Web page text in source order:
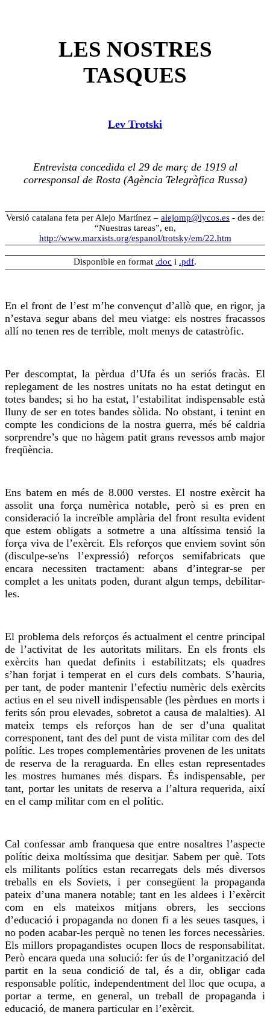
LES NOSTRES
TASQUES
Lev Trotski
Entrevista concedida el 29 de març de 1919 al
corresponsal de Rosta (Agència Telegràfica Russa)
Versió catalana feta per Alejo Martínez – alejomp@lycos.es - des de:
“Nuestras tareas”, en,
http://www.marxists.org/espanol/trotsky/em/22.htm
Disponible en format .doc i .pdf.
En el front de l’est m’he convençut d’allò que, en rigor, ja
n’estava segur abans del meu viatge: els nostres fracassos
allí no tenen res de terrible, molt menys de catastròfic.
Per descomptat, la pèrdua d’Ufa és un seriós fracàs. El
replegament de les nostres unitats no ha estat detingut en
totes bandes; si ho ha estat, l’estabilitat indispensable està
lluny de ser en totes bandes sòlida. No obstant, i tenint en
compte les condicions de la nostra guerra, més bé caldria
sorprendre’s que no hàgem patit grans revessos amb major
freqüència.
Ens batem en més de 8.000 verstes. El nostre exèrcit ha
assolit una força numèrica notable, però si es pren en
consideració la increïble amplària del front resulta evident
que estem obligats a sotmetre a una altíssima tensió la
força viva de l’exèrcit. Els reforços que enviemsovint són
(disculpe-se'ns l’expressió) reforços semifabricats que
encara necessiten tractament: abans d’integrar-se per
complet a les unitats poden, durant algun temps, debilitar-
les.
El problema dels reforços és actualment el centre principal
de l’activitat de les autoritats militars. En els fronts els
exèrcits han quedat definits i estabilitzats; els quadres
s’han forjat i temperat en el curs dels combats. S’hauria,
per tant, de poder mantenir l’efectiu numèric dels exèrcits
actius en el seu nivell indispensable (les pèrdues en morts i
ferits són prou elevades, sobretot a causa de malalties). Al
mateix temps els reforços han de ser d’una qualitat
corresponent, tant des del punt de vista militar com des del
polític. Les tropes complementàries provenen de les unitats
de reserva de la reraguarda. En elles estan representades
les mostres humanes més dispars. És indispensable, per
tant, portar les unitats de reserva a l’altura requerida, així
en el camp militar com en el polític.
Cal confessar amb franquesa que entre nosaltres l’aspecte
polític deixa moltíssima que desitjar. Sabem per què. Tots
els militants polítics estan recarregats dels més diversos
treballs en els Soviets, i per consegüent la propaganda
pateix d’una manera notable; tant en les aldees i l’exèrcit
com en els mateixos mitjans obrers, les seccions
d’educació i propaganda no donen fi a les seues tasques, i
no poden acabar-les perquè no tenen les forces necessàries.
Els millors propagandistes ocupen llocsde responsabilitat.
Però encara queda una solució: fer ús de l’organització del
partit en la seua condició de tal, és a dir, obligar cada
responsable polític, independentment del lloc que ocupa, a
portar a terme, en general, un treball de propaganda i
educació, de manera particular en l’exèrcit.